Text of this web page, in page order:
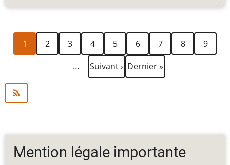
Pagination
Page
courante
1 Page
2 Page
3 Page
4 Page
5 Page
6 Page
7 Page
8 Page
9
…
Page
suivante
Suivant › Dernière
page
Dernier »
Mention légale importante